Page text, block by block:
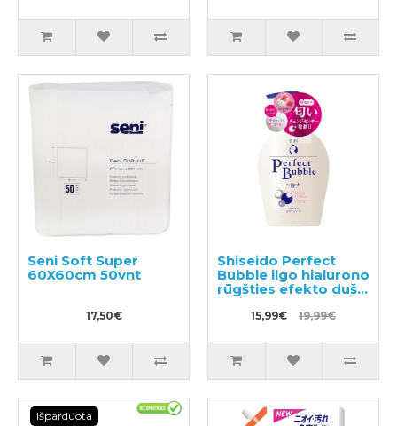
Seni Soft Super
60X60cm 50vnt
17,50€
Shiseido Perfect
Bubble ilgo hialurono
rūgšties efekto dušo
želė 500ml
15,99€ 19,99€
Išparduota